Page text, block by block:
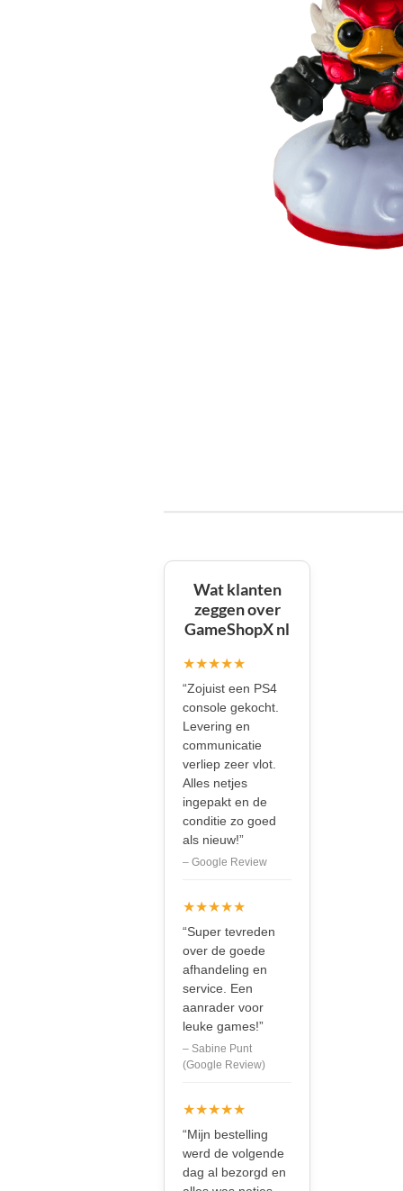
Wat klanten
zeggen over
GameShopX nl
★★★★★
“Zojuist een PS4
console gekocht.
Levering en
communicatie
verliep zeer vlot.
Alles netjes
ingepakt en de
conditie zo goed
als nieuw!”
– Google Review
★★★★★
“Super tevreden
over de goede
afhandeling en
service. Een
aanrader voor
leuke games!”
– Sabine Punt
(Google Review)
★★★★★
“Mijn bestelling
werd de volgende
dag al bezorgd en